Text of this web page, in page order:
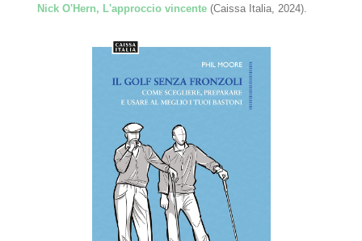
Nick O'Hern, L'approccio vincente(Caissa Italia, 2024).